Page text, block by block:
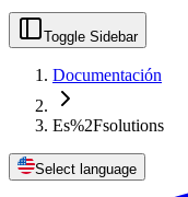
Toggle Sidebar
Documentación
Es%2Fsolutions
Select language